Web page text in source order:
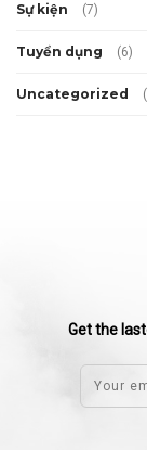
Sự kiện (7)
Tuyển dụng (6)
Uncategorized
Get the